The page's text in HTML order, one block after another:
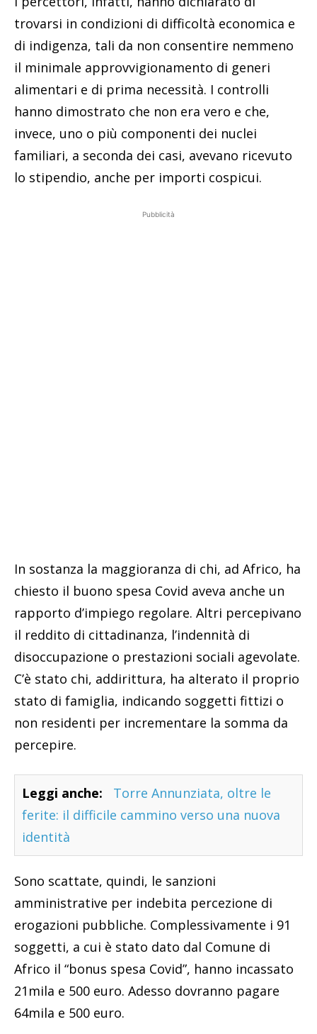
trovarsi in condizioni di difficoltà economica e
di indigenza, tali da non consentire nemmeno
il minimale approvvigionamento di generi
alimentari e di prima necessità. I controlli
hanno dimostrato che non era vero e che,
invece, uno o più componenti dei nuclei
familiari, a seconda dei casi, avevano ricevuto
lo stipendio, anche per importi cospicui.
Pubblicità
In sostanza la maggioranza di chi, ad Africo, ha
chiesto il buono spesa Covid aveva anche un
rapporto d’impiego regolare. Altri percepivano
il reddito di cittadinanza, l’indennità di
disoccupazione o prestazioni sociali agevolate.
C’è stato chi, addirittura, ha alterato il proprio
stato di famiglia, indicando soggetti fittizi o
non residenti per incrementare la somma da
percepire.
Leggi anche:
Torre Annunziata, oltre le
ferite: il difficile cammino verso una nuova
identità
Sono scattate, quindi, le sanzioni
amministrative per indebita percezione di
erogazioni pubbliche. Complessivamente i 91
soggetti, a cui è stato dato dal Comune di
Africo il “bonus spesa Covid”, hanno incassato
21mila e 500 euro. Adesso dovranno pagare
64mila e 500 euro.